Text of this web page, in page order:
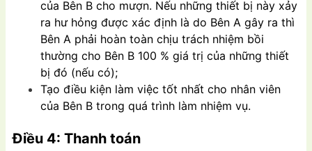
của Bên B cho mượn. Nếu những thiết bị này xảy
ra hư hỏng được xác định là do Bên A gây ra thì
Bên A phải hoàn toàn chịu trách nhiệm bồi
thường cho Bên B 100 % giá trị của những thiết
bị đó (nếu có);
Tạo điều kiện làm việc tốt nhất cho nhân viên
của Bên B trong quá trình làm nhiệm vụ.
Điều 4: Thanh toán